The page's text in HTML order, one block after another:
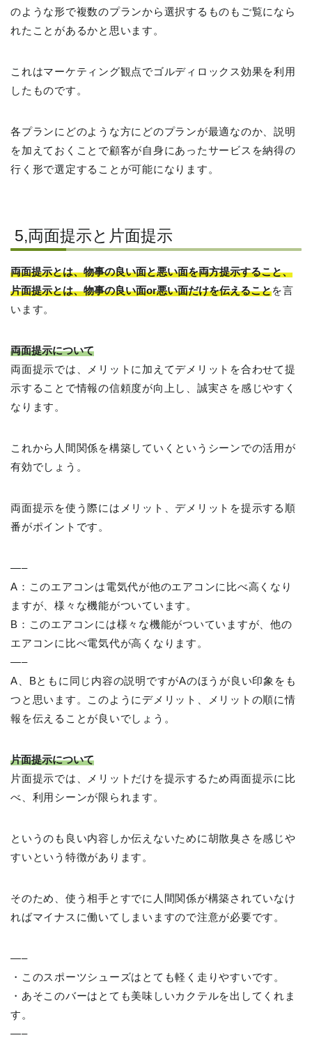
のような形で複数のプランから選択するものもご覧になら
れたことがあるかと思います。
これはマーケティング観点でゴルディロックス効果を利用
したものです。
各プランにどのような方にどのプランが最適なのか、説明
を加えておくことで顧客が自身にあったサービスを納得の
行く形で選定することが可能になります。
5,両面提示と片面提示
両面提示とは、物事の良い面と悪い面を両方提示すること、
片面提示とは、物事の良い面or悪い面だけを伝えることを言
います。
両面提示について
両面提示では、メリットに加えてデメリットを合わせて提
示することで情報の信頼度が向上し、誠実さを感じやすく
なります。
これから人間関係を構築していくというシーンでの活用が
有効でしょう。
両面提示を使う際にはメリット、デメリットを提示する順
番がポイントです。
—–
A：このエアコンは電気代が他のエアコンに比べ高くなり
ますが、様々な機能がついています。
B：このエアコンには様々な機能がついていますが、他の
エアコンに比べ電気代が高くなります。
—–
A、Bともに同じ内容の説明ですがAのほうが良い印象をも
つと思います。このようにデメリット、メリットの順に情
報を伝えることが良いでしょう。
片面提示について
片面提示では、メリットだけを提示するため両面提示に比
べ、利用シーンが限られます。
というのも良い内容しか伝えないために胡散臭さを感じや
すいという特徴があります。
そのため、使う相手とすでに人間関係が構築されていなけ
ればマイナスに働いてしまいますので注意が必要です。
—–
・このスポーツシューズはとても軽く走りやすいです。
・あそこのバーはとても美味しいカクテルを出してくれま
す。
—–